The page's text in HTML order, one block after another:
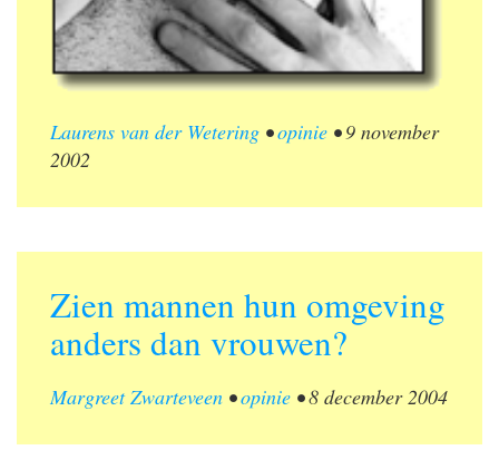
Laurens van der Wetering •opinie •9 november
2002
Zien mannen hun omgeving
anders dan vrouwen?
Margreet Zwarteveen •opinie •8 december 2004